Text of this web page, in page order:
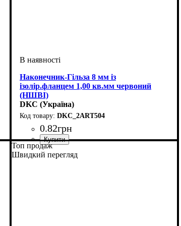
Наконечник-Гільза 8 мм із
ізолір.фланцем 1,00 кв.мм червоний
(НШВІ)
DKC (Україна)
DKC_2ART504
0.82грн
Обладнання
Матеріал: мідь луджена
Перетин проведення, мм2
Для, мм: 8
Серія: DKC
Топ продаж
Швидкий перегляд